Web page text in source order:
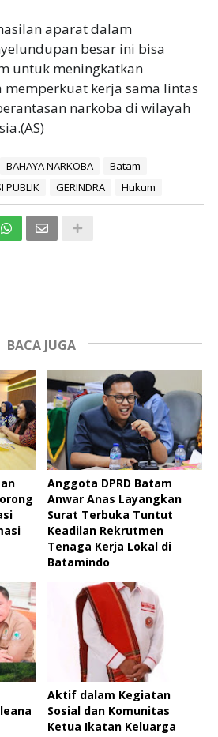
aparat dalam
besar ini bisa
untuk meningkatkan
memperkuat kerja sama lintas
narkoba di wilayah
BAHAYA NARKOBA
Batam
PUBLIK GERINDRA Hukum
BACA JUGA
Anggota DPRD Batam
Anwar Anas Layangkan
Surat Terbuka Tuntut
Keadilan Rekrutmen
Tenaga Kerja Lokal di
Batamindo
Aktif dalam Kegiatan
Sosial dan Komunitas
Ketua Ikatan Keluarga